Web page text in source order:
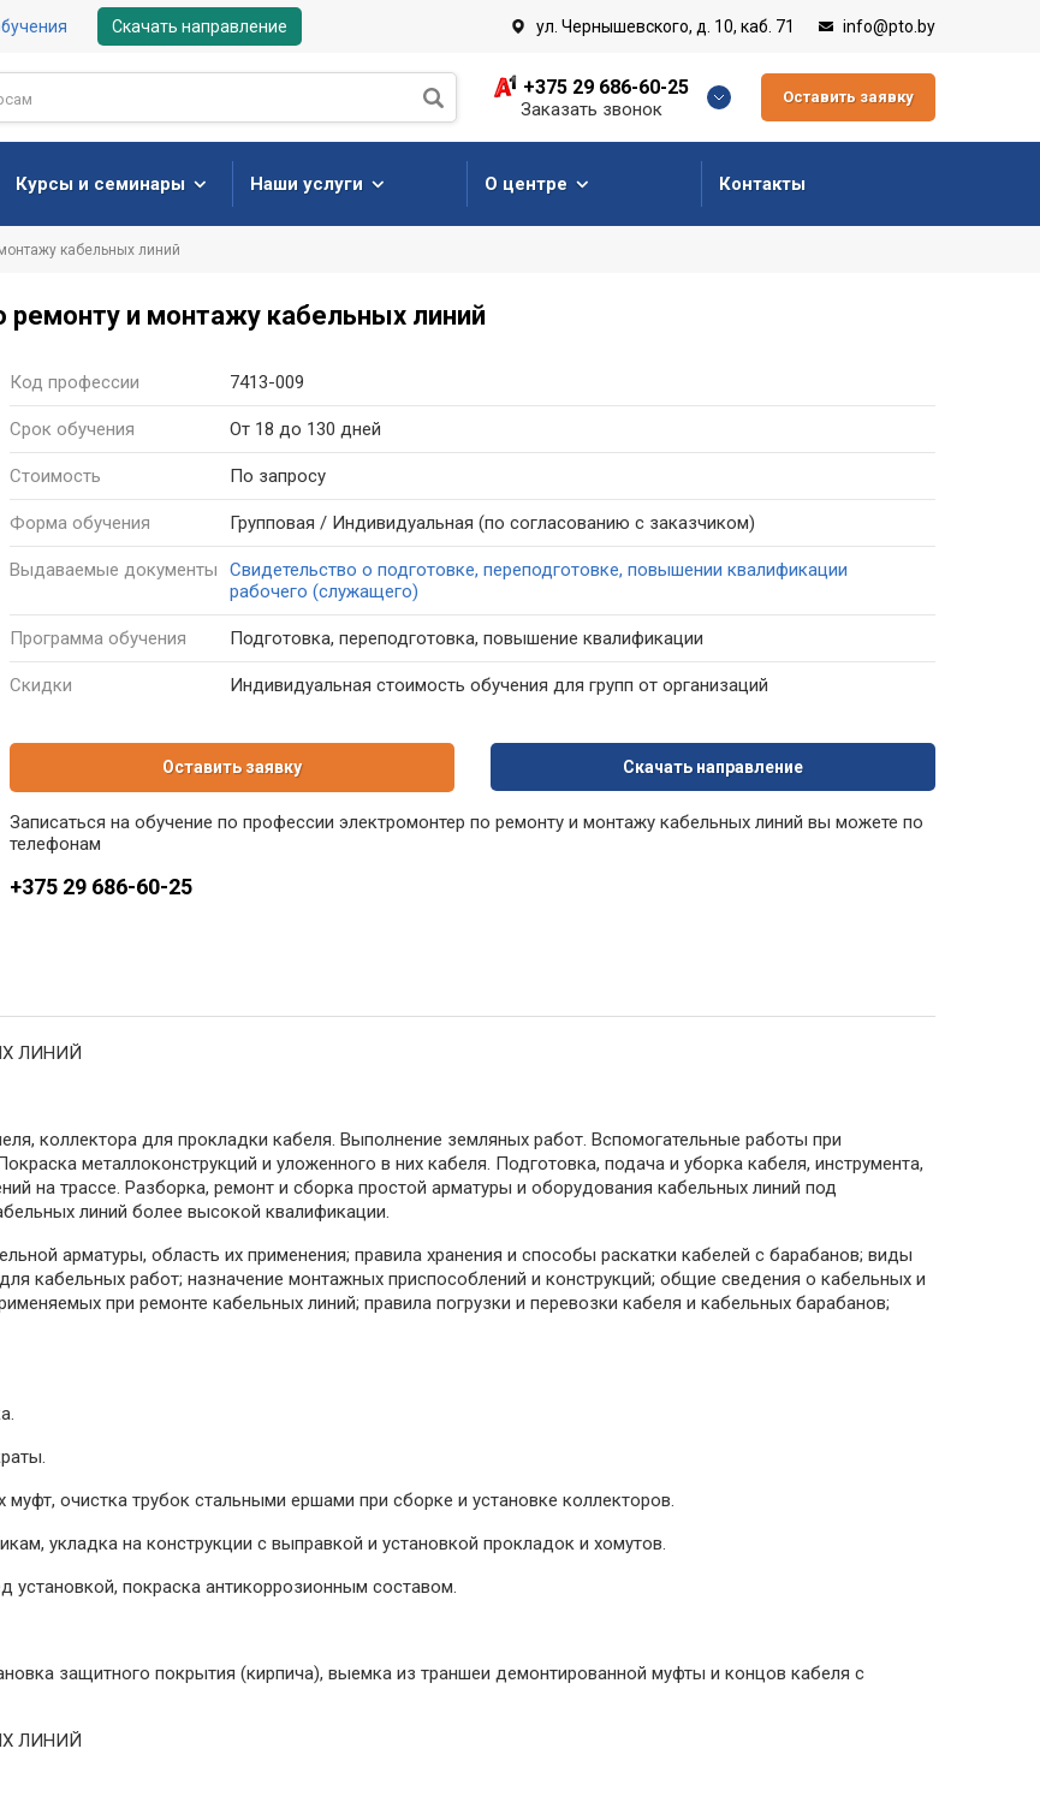
Скачать направление ул. Чернышевского, д. 10, каб. 71 info@pto.by
+375 29 686-60-25
Заказать звонок
Оставить заявку
Курсы и семинары Наши услуги О центре Контакты
кабельных линий
ремонту и монтажу кабельных линий
Код профессии 7413-009
Срок обучения От 18 до 130 дней
Стоимость По запросу
Форма обучения Групповая / Индивидуальная (по согласованию с заказчиком)
Выдаваемые документы
Свидетельство о подготовке, переподготовке, повышении квалификации
рабочего (служащего)
Программа обучения Подготовка, переподготовка, повышение квалификации
Скидки Индивидуальная стоимость обучения для групп от организаций
Оставить заявку Скачать направление
Записаться на обучение по профессии электромонтер по ремонту и монтажу кабельных линий вы можете по
телефонам
+375 29 686-60-25
ЛИНИЙ
коллектора для прокладки кабеля. Выполнение земляных работ. Вспомогательные работы при
металлоконструкций и уложенного в них кабеля. Подготовка, подача и уборка кабеля, инструмента,
на трассе. Разборка, ремонт и сборка простой арматуры и оборудования кабельных линий под
линий более высокой квалификации.
арматуры, область их применения; правила хранения и способы раскатки кабелей с барабанов; виды
кабельных работ; назначение монтажных приспособлений и конструкций; общие сведения о кабельных и
при ремонте кабельных линий; правила погрузки и перевозки кабеля и кабельных барабанов;
очистка трубок стальными ершами при сборке и установке коллекторов.
укладка на конструкции с выправкой и установкой прокладок и хомутов.
установкой, покраска антикоррозионным составом.
защитного покрытия (кирпича), выемка из траншеи демонтированной муфты и концов кабеля с
ЛИНИЙ